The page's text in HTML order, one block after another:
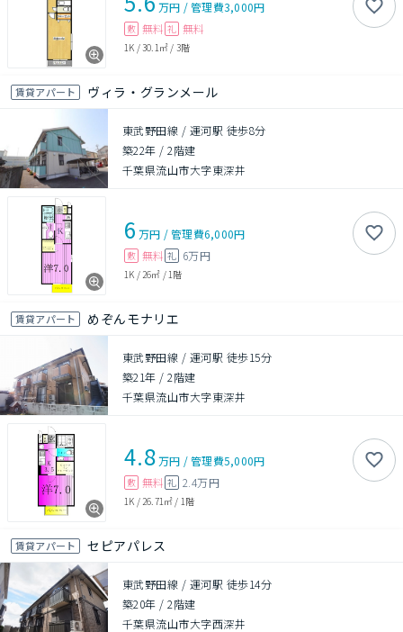
万円 /管理費3,000円
敷 無料 礼 無料
1K /30.1㎡ / 3階
賃貸アパート ヴィラ・グランメール
東武野田線 / 運河駅 徒歩8分
築22年 /2階建
千葉県流山市大字東深井
6 万円 /管理費6,000円
敷 無料 礼 6万円
1K / 26㎡ / 1階
賃貸アパート めぞんモナリエ
東武野田線 / 運河駅 徒歩15分
築21年 /2階建
千葉県流山市大字東深井
4.8万円 /管理費5,000円
敷 無料 礼 2.4万円
1K / 26.71㎡ / 1階
賃貸アパート セピアパレス
東武野田線 / 運河駅 徒歩14分
築20年 /2階建
千葉県流山市大字西深井